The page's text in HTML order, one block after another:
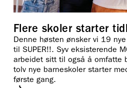
Flere skoler starter
Denne høsten ønsker vi 19
til SUPER!!. Syv eksisterende
arbeidet sitt til også å omfatte
tolv nye barneskoler starter
første gang.